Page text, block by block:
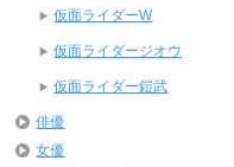
仮面ライダーW
仮面ライダージオウ
仮面ライダー鎧武
俳優
女優